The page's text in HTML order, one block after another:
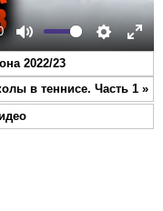
Mute Settings
2022/23
в теннисе. Часть 1 »